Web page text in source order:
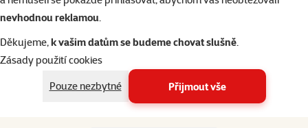
nevhodnou reklamou.
Děkujeme,k vašim datům se budeme chovat slušně.
Zásady použití cookies
Pouze nezbytné
Přijmout vše
Napište nám
eshop@superzoo.cz
321 000 180
Online chat
jsme vám blízko